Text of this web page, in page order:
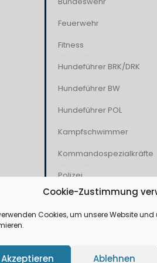
Cookie-Zustimmung
Cookies, um unsere Website und
Akzeptieren Ablehnen
Feuerwehr
Fitness
Hundeführer BRK/DRK
Hundeführer BW
Hundeführer POL
Kampfschwimmer
Kommandospezialkräfte
Polizei
THW
Wasserwacht